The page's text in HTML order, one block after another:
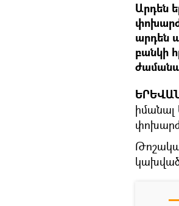
Արդեն
արդեն
բանկի
իմանալ
կախված